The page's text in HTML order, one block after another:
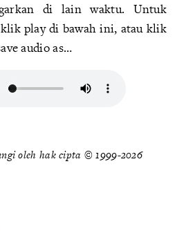
di lain waktu. Untuk
play di bawah ini, atau klik
audio as…
oleh hak cipta © 1999-2026